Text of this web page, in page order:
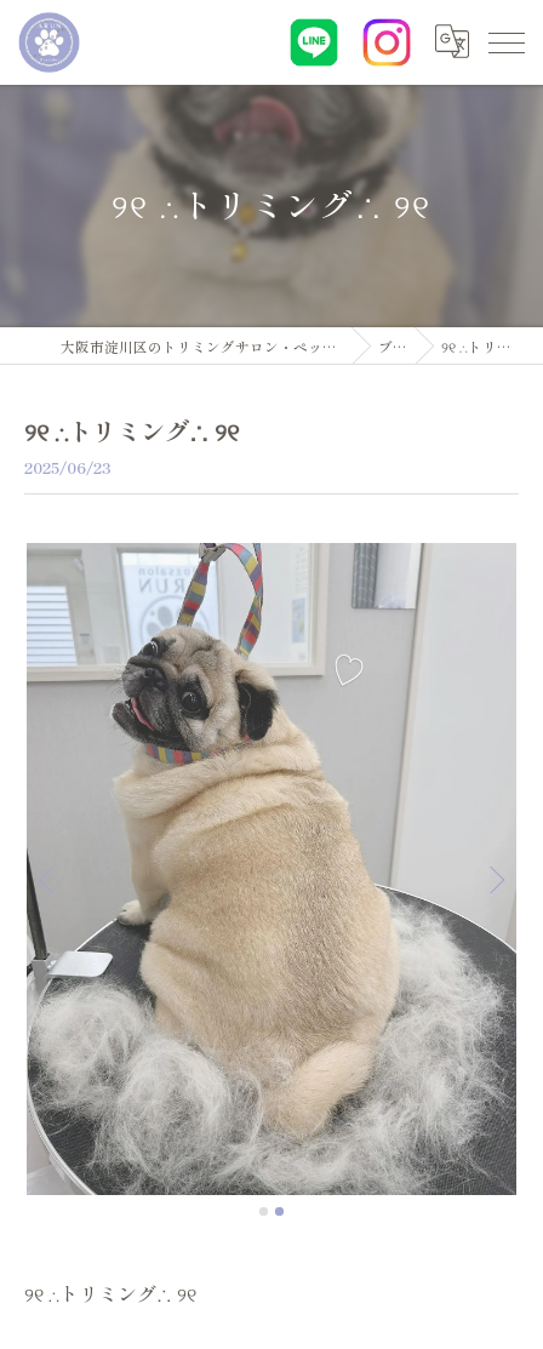
୨୧ ∴トリミング∴ ୨୧
大阪市淀川区のトリミングサロン・ペットサロンならDogsalon ARUN ブログ ୨୧ ∴トリミング∴ ୨୧
୨୧ ∴トリミング∴ ୨୧
2025/06/23
୨୧ ∴トリミング∴ ୨୧